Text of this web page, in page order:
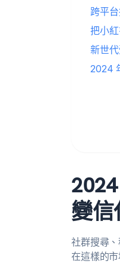
跨平
把小
新世
2024
變信
社群搜尋
在這樣的